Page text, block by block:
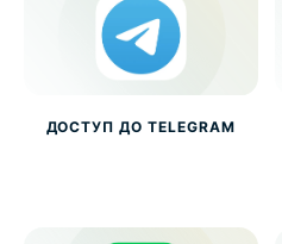
ДОСТУП ДО TELEGRAM